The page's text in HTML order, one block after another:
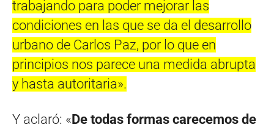
trabajando para poder mejorar las
condiciones en las que se da el desarrollo
urbano de Carlos Paz, por lo que en
principios nos parece una medida abrupta
y hasta autoritaria».
Y aclaró: «De todas formas carecemos de